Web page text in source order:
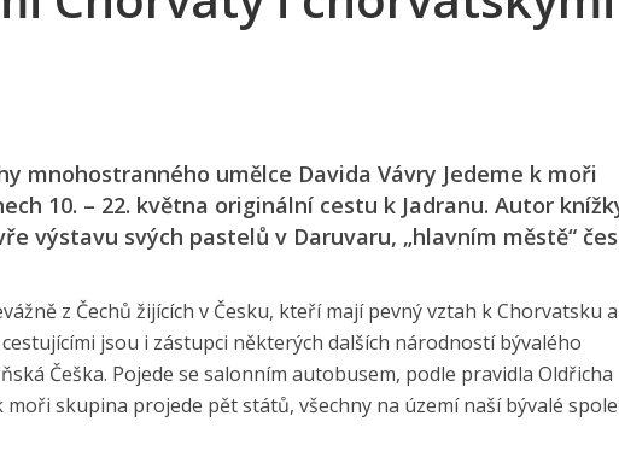
mnohostranného umělce Davida Vávry Jedeme k moři
10. – 22. května originální cestu k Jadranu. Autor
výstavu svých pastelů v Daruvaru, „hlavním městě“
z Čechů žijících v Česku, kteří mají pevný vztah k Chorvatsku a
jsou i zástupci některých dalších národností bývalého
Češka. Pojede se salonním autobusem, podle pravidla Oldřicha
moři skupina projede pět států, všechny na území naší bývalé